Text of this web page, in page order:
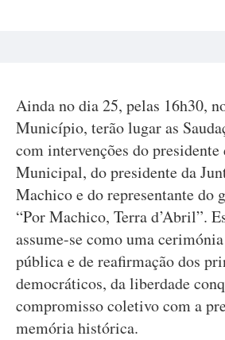
Ainda no dia 25, pelas 16h30,
Município, terão lugar as
com intervenções do presidente
Municipal, do presidente da
Machico e do representante do
“Por Machico, Terra d’Abril”.
assume-se como uma
pública e de reafirmação dos
democráticos, da liberdade
compromisso coletivo com a
memória histórica.